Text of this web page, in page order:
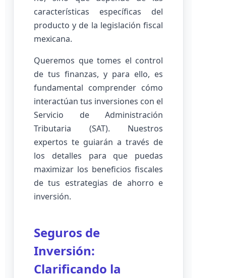
características específicas del
producto y de la legislación fiscal
mexicana.
Queremos que tomes el control
de tus finanzas, y para ello, es
fundamental comprender cómo
interactúan tus inversiones con el
Servicio de Administración
Tributaria (SAT). Nuestros
expertos te guiarán a través de
los detalles para que puedas
maximizar los beneficios fiscales
de tus estrategias de ahorro e
inversión.
Seguros de
Inversión:
Clarificando la